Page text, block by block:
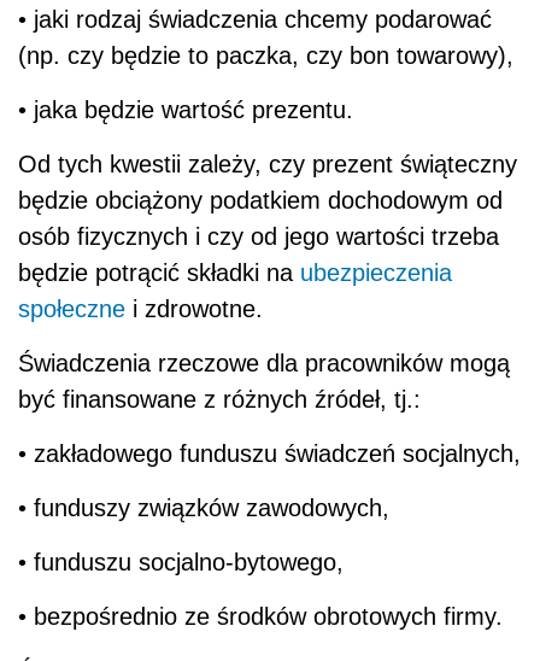
• jaki rodzaj świadczenia chcemy podarować
(np. czy będzie to paczka, czy bon towarowy),
• jaka będzie wartość prezentu.
Od tych kwestii zależy, czy prezent świąteczny
będzie obciążony podatkiem dochodowym od
osób fizycznych i czy od jego wartości trzeba
będzie potrącić składki na ubezpieczenia
społeczne i zdrowotne.
Świadczenia rzeczowe dla pracowników mogą
być finansowane z różnych źródeł, tj.:
• zakładowego funduszu świadczeń socjalnych,
• funduszy związków zawodowych,
• funduszu socjalno-bytowego,
• bezpośrednio ze środków obrotowych firmy.